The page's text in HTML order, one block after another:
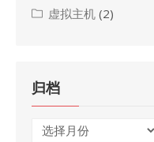
虚拟主机 (2)
归档
归